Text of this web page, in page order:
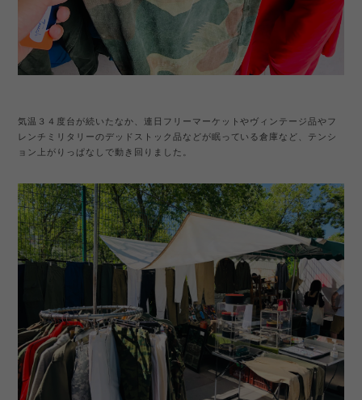
気温３４度台が続いたなか、連日フリーマーケットやヴィンテージ品やフ
レンチミリタリーのデッドストック品などが眠っている倉庫など、テンシ
ョン上がりっぱなしで動き回りました。